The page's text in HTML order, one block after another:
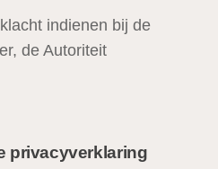
indienen bij de
de Autoriteit
privacyverklaring